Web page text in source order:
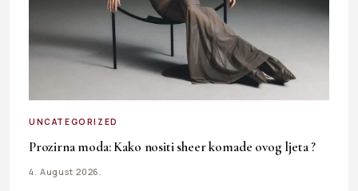
UNCATEGORIZED
Prozirna moda: Kako nositi sheer komade ovog ljeta ?
4. August 2026.